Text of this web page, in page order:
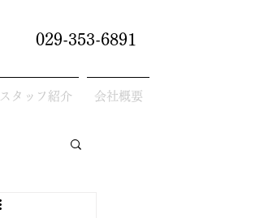
029-353-6891
スタッフ紹介 会社概要